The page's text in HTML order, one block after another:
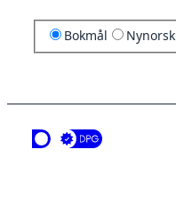
Bokmål Nynorsk